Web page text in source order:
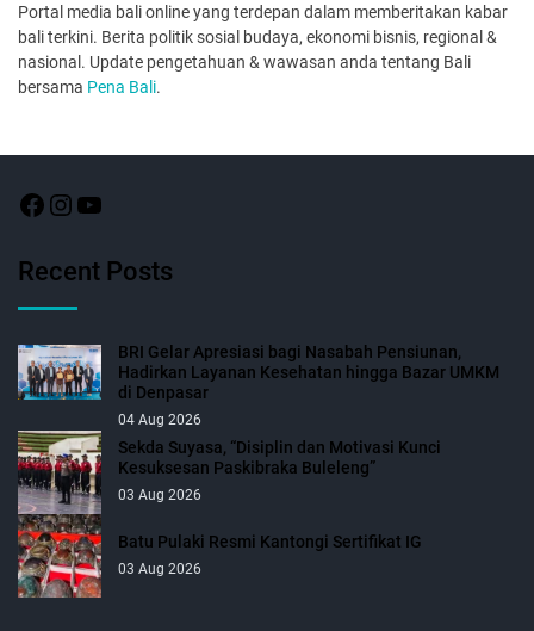
Portal media bali online yang terdepan dalam memberitakan kabar
bali terkini. Berita politik sosial budaya, ekonomi bisnis, regional &
nasional. Update pengetahuan & wawasan anda tentang Bali
bersama Pena Bali.
Recent Posts
BRI Gelar Apresiasi bagi Nasabah Pensiunan,
Hadirkan Layanan Kesehatan hingga Bazar UMKM
di Denpasar
04 Aug 2026
Sekda Suyasa, “Disiplin dan Motivasi Kunci
Kesuksesan Paskibraka Buleleng”
03 Aug 2026
Batu Pulaki Resmi Kantongi Sertifikat IG
03 Aug 2026